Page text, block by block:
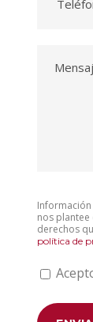
nos
derechos
política de